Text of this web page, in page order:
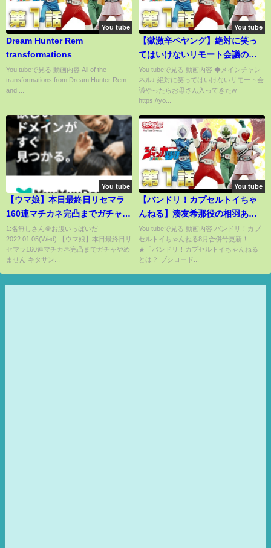
You tube
Dream Hunter Rem
transformations
You tubeで見る 動画内容 All of the
transformations from Dream Hunter Rem
and ...
You tube
【獄激辛ペヤング】絶対に笑っ
てはいけないリモート会議の罰
ゲーム中ノーカット（ゆうじろ
う）
You tubeで見る 動画内容 ◆メインチャン
ネル↓ 絶対に笑ってはいけないリモート会
議やったらお母さん入ってきたw
https://yo...
You tube
【ウマ娘】本日最終日リセマラ
160連マチカネ完凸までガチャや
めません キタサン並の強カー
ド？UG可能なサポカガチャ配信
【エンジョイライト勢】
1:名無しさん＠お腹いっぱいだ
2022.01.05(Wed) 【ウマ娘】本日最終日リ
セマラ160連マチカネ完凸までガチャやめ
ません キタサン...
You tube
【バンドリ！カプセルトイちゃ
んねる】湊友希那役の相羽あい
なさんが8月発売のカプセルトイ
商品を紹介！【8月号】
You tubeで見る 動画内容 バンドリ！カプ
セルトイちゃんねる8月合併号更新！
★「バンドリ！カプセルトイちゃんねる」
とは？ ブシロード...